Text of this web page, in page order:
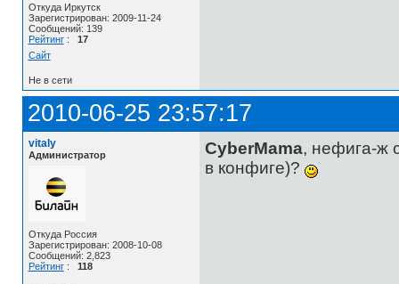
Откуда Иркутск
Зарегистрирован: 2009-11-24
Сообщений: 139
Рейтинг: 17
Сайт
Не в сети
2010-06-25 23:57:17
vitaly
Администратор
Откуда Россия
Зарегистрирован: 2008-10-08
Сообщений: 2,823
Рейтинг: 118
CyberMama, нефига-ж
в конфиге)?